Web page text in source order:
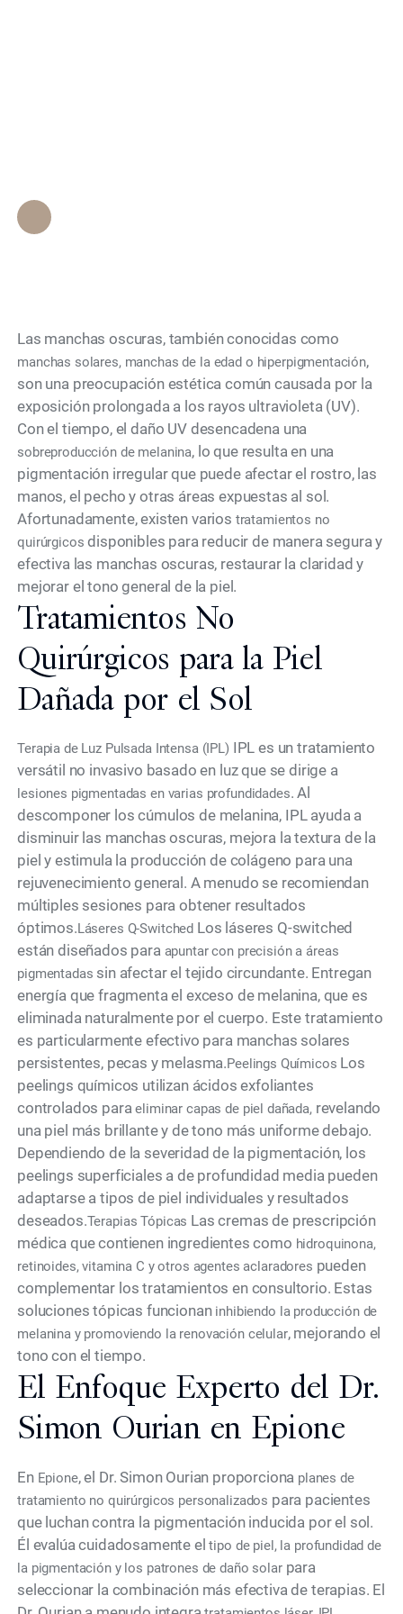
Las manchas oscuras, también conocidas como
manchas solares, manchas de la edad o hiperpigmentación,
son una preocupación estética común causada por la
exposición prolongada a los rayos ultravioleta (UV).
Con el tiempo, el daño UV desencadena una
sobreproducción de melanina, lo que resulta en una
pigmentación irregular que puede afectar el rostro, las
manos, el pecho y otras áreas expuestas al sol.
Afortunadamente, existen varios tratamientos no
quirúrgicos disponibles para reducir de manera segura y
efectiva las manchas oscuras, restaurar la claridad y
mejorar el tono general de la piel.
Tratamientos No
Quirúrgicos para la Piel
Dañada por el Sol
Terapia de Luz Pulsada Intensa (IPL) IPL es un tratamiento
versátil no invasivo basado en luz que se dirige a
lesiones pigmentadas en varias profundidades. Al
descomponer los cúmulos de melanina, IPL ayuda a
disminuir las manchas oscuras, mejora la textura de la
piel y estimula la producción de colágeno para una
rejuvenecimiento general. A menudo se recomiendan
múltiples sesiones para obtener resultados
óptimos.Láseres Q-Switched Los láseres Q-switched
están diseñados para apuntar con precisión a áreas
pigmentadas sin afectar el tejido circundante. Entregan
energía que fragmenta el exceso de melanina, que es
eliminada naturalmente por el cuerpo. Este tratamiento
es particularmente efectivo para manchas solares
persistentes, pecas y melasma.Peelings Químicos Los
peelings químicos utilizan ácidos exfoliantes
controlados paraeliminar capas de piel dañada,revelando
una piel más brillante y de tono más uniforme debajo.
Dependiendo de la severidad de la pigmentación, los
peelings superficiales a de profundidad media pueden
adaptarse a tipos de piel individuales y resultados
deseados.Terapias Tópicas Las cremas de prescripción
médica que contienen ingredientes como hidroquinona,
retinoides, vitamina C y otros agentes aclaradores pueden
complementar los tratamientos en consultorio. Estas
soluciones tópicas funcionan inhibiendo la producción de
melanina y promoviendo la renovación celular, mejorando el
tono con el tiempo.
El Enfoque Experto del Dr.
Simon Ourian en Epione
En Epione, el Dr. Simon Ourian proporciona planes de
tratamiento no quirúrgicos personalizados para pacientes
que luchan contra la pigmentación inducida por el sol.
Él evalúa cuidadosamente eltipo de piel, la profundidad de
la pigmentación y los patrones de daño solarpara
seleccionar la combinación más efectiva de terapias. El